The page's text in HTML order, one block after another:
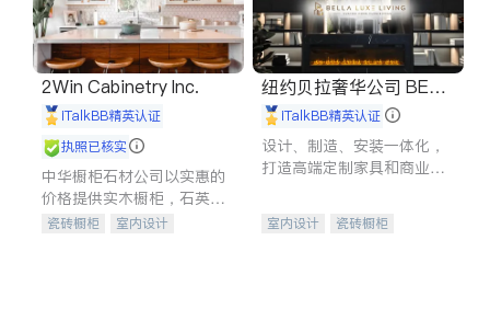
2Win Cabinetry Inc.
iTalkBB精英认证
执照已核实
中华橱柜石材公司以实惠的
价格提供实木橱柜，石英石
台面，多种优质不锈钢水
瓷砖橱柜
室内设计
纽约贝拉奢华公司 BELL
A LUXE
iTalkBB精英认证
设计、制造、安装一体化，
打造高端定制家具和商业空
室内设计
瓷砖橱柜